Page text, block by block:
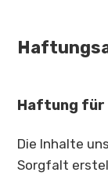
Haftung für
Die Inhalte
Sorgfalt